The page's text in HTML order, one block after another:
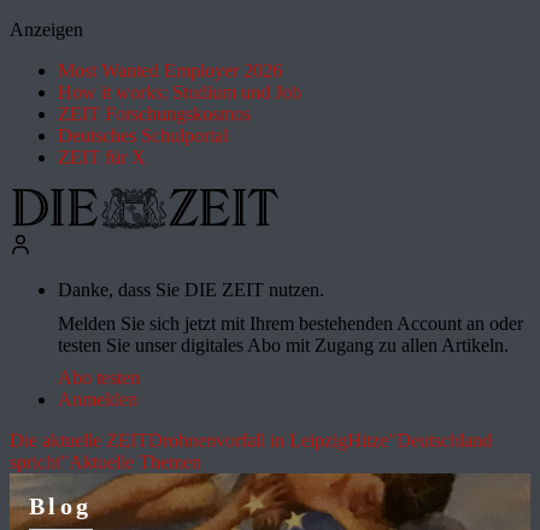
Anzeigen
Most Wanted Employer 2026
How it works: Studium und Job
ZEIT Forschungskosmos
Deutsches Schulportal
ZEIT für X
Danke, dass Sie DIE ZEIT nutzen.
Melden Sie sich jetzt mit Ihrem bestehenden Account an oder
testen Sie unser digitales Abo mit Zugang zu allen Artikeln.
Abo testen
Anmelden
Die aktuelle ZEITDrohnenvorfall in LeipzigHitze"Deutschland
spricht"Aktuelle Themen
Blog